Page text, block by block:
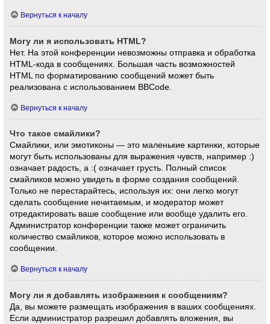
Вернуться к началу
Могу ли я использовать HTML?
Нет. На этой конференции невозможны отправка и обработка
HTML-кода в сообщениях. Большая часть возможностей
HTML по форматированию сообщений может быть
реализована с использованием BBCode.
Вернуться к началу
Что такое смайлики?
Смайлики, или эмотиконы — это маленькие картинки, которые
могут быть использованы для выражения чувств, например :)
означает радость, а :( означает грусть. Полный список
смайликов можно увидеть в форме создания сообщений.
Только не перестарайтесь, используя их: они легко могут
сделать сообщение нечитаемым, и модератор может
отредактировать ваше сообщение или вообще удалить его.
Администратор конференции также может ограничить
количество смайликов, которое можно использовать в
сообщении.
Вернуться к началу
Могу ли я добавлять изображения к сообщениям?
Да, вы можете размещать изображения в ваших сообщениях.
Если администратор разрешил добавлять вложения, вы